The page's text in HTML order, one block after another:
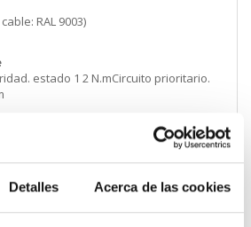
Detalles Acerca de las cookies
RAL 9003)
estado 1 2 N.mCircuito prioritario.
pelado para conectar bornas
750EN 50081-2